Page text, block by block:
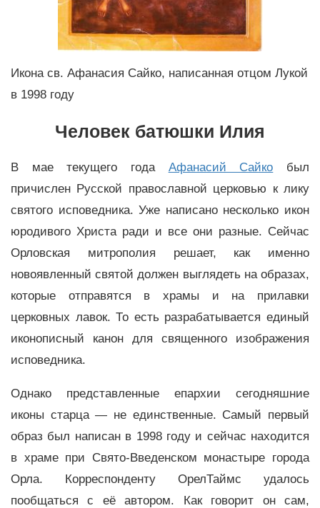
Икона св. Афанасия Сайко, написанная отцом Лукой
в 1998 году
Человек батюшки Илия
В мае текущего года Афанасий Сайко был
причислен Русской православной церковью к лику
святого исповедника. Уже написано несколько икон
юродивого Христа ради и все они разные. Сейчас
Орловская митрополия решает, как именно
новоявленный святой должен выглядеть на образах,
которые отправятся в храмы и на прилавки
церковных лавок. То есть разрабатывается единый
иконописный канон для священного изображения
исповедника.
Однако представленные епархии сегодняшние
иконы старца — не единственные. Самый первый
образ был написан в 1998 году и сейчас находится
в храме при Свято-Введенском монастыре города
Орла. Корреспонденту ОрелТаймс удалось
пообщаться с её автором. Как говорит он сам,